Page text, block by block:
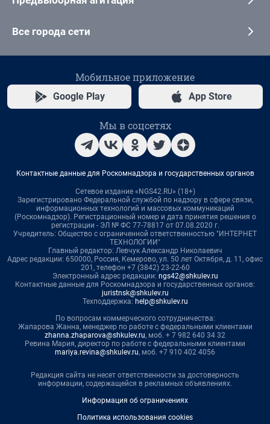
Все города сети
Мобильное приложение
Google Play App Store
Мы в соцсетях
Контактные данные для Роскомнадзора и государственных органов
Сетевое издание «NGS42.RU» (18+)
Зарегистрировано Федеральной службой по надзору в сфере связи,
информационных технологий и массовых коммуникаций
(Роскомнадзор). Регистрационный номер и дата принятия решения о
регистрации - ЭЛ № ФС 77-78817 от 07.08.2020 г.
Учредитель: Общество с ограниченной ответственностью "ИНТЕРНЕТ
ТЕХНОЛОГИИ"
Главный редактор: Левчук Александр Николаевич
Адрес редакции: 650000, Россия, Кемерово, ул. 50 лет Октября, д. 11, офис
201, телефон +7 (3842) 23-22-60
Электронный адрес редакции: ngs42@shkulev.ru
Контактные данные для Роскомнадзора и государственных органов:
juristnsk@shkulev.ru
Техподдержка: help@shkulev.ru
По вопросам коммерческого сотрудничества:
Жапарова Жанна, менеджер по работе с федеральными клиентами
zhanna.zhaparova@shkulev.ru, моб. + 7 982 640 34 32
Ревина Мария, директор по работе с федеральными клиентами
mariya.revina@shkulev.ru, моб. +7 910 402 4056
Редакция сайта не несет ответственности за достоверность
информации, содержащейся в рекламных объявлениях.
Информация об ограничениях
Политика использования cookies